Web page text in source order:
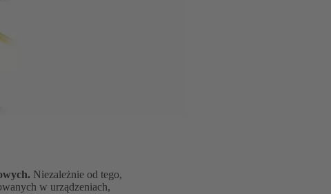
Niezależnie od tego,
w urządzeniach,